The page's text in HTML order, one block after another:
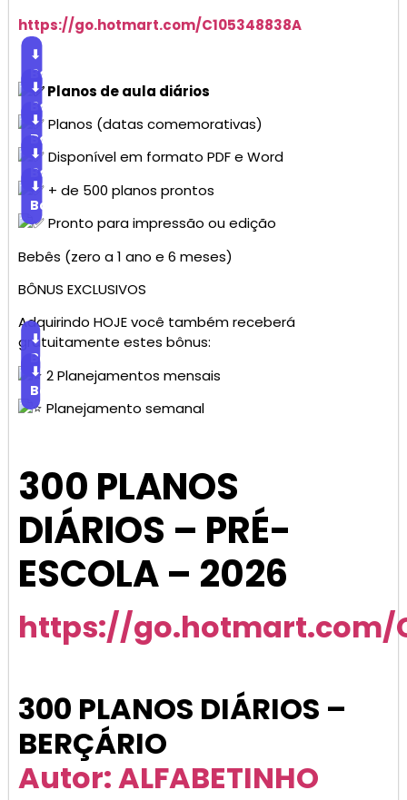
https://go.hotmart.com/C105348838A
⬇
Baixar
Planos de aula diários
⬇
Baixar
Planos (datas comemorativas)
⬇
Baixar
Disponível em formato PDF e Word
⬇
Baixar
+ de 500 planos prontos
⬇
Baixar
Pronto para impressão ou edição
Bebês (zero a 1 ano e 6 meses)
BÔNUS EXCLUSIVOS
Adquirindo HOJE você também receberá
gratuitamente estes bônus:
⬇
Baixar
2 Planejamentos mensais
⬇
Baixar
Planejamento semanal
300 PLANOS
DIÁRIOS – PRÉ-
ESCOLA – 2026
https://go.hotmart.com/
300 PLANOS DIÁRIOS –
BERÇÁRIO
Autor: ALFABETINHO